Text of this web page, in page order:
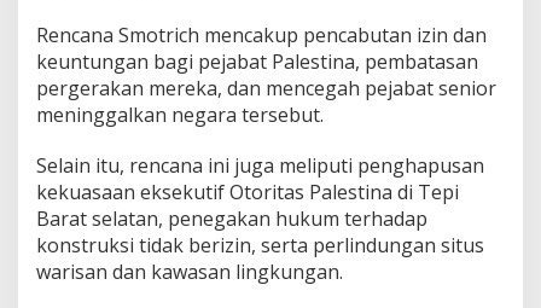
Rencana Smotrich mencakup pencabutan izin dan
keuntungan bagi pejabat Palestina, pembatasan
pergerakan mereka, dan mencegah pejabat senior
meninggalkan negara tersebut.
Selain itu, rencana ini juga meliputi penghapusan
kekuasaan eksekutif Otoritas Palestina di Tepi
Barat selatan, penegakan hukum terhadap
konstruksi tidak berizin, serta perlindungan situs
warisan dan kawasan lingkungan.